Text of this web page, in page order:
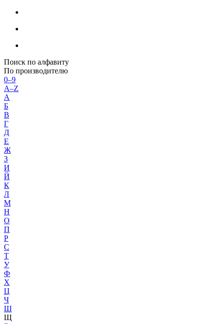
Поиск по алфавиту
По производителю
0–9
A–Z
А
Б
В
Г
Д
Е
Ж
З
И
Й
К
Л
М
Н
О
П
Р
С
Т
У
Ф
Х
Ц
Ч
Ш
Щ